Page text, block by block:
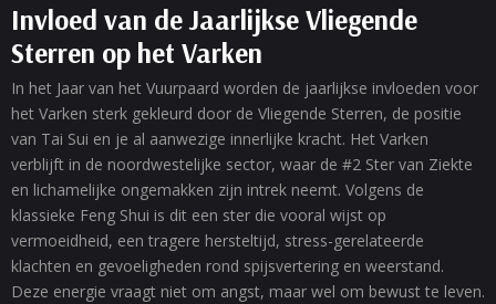
Invloed van de Jaarlijkse Vliegende
Sterren op het Varken
In het Jaar van het Vuurpaard worden de jaarlijkse invloeden voor
het Varken sterk gekleurd door de Vliegende Sterren, de positie
van Tai Sui en je al aanwezige innerlijke kracht. Het Varken
verblijft in de noordwestelijke sector, waar de #2 Ster van Ziekte
en lichamelijke ongemakken zijn intrek neemt. Volgens de
klassieke Feng Shui is dit een ster die vooral wijst op
vermoeidheid, een tragere hersteltijd, stress-gerelateerde
klachten en gevoeligheden rond spijsvertering en weerstand.
Deze energie vraagt niet om angst, maar wel om bewust te leven.